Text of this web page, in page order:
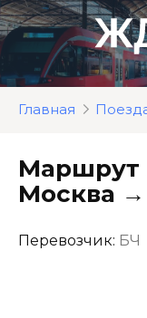
Перейти
к
контенту
Главная
Маршрут
Москва
Перевозчик: БЧ